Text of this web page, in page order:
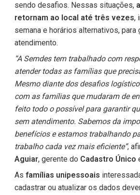
sendo desafios. Nessas situações,
retornam ao local até três vezes,
semana e horários alternativos, para
atendimento.
“A Semdes tem trabalhado com
atender todas as famílias que
Mesmo diante dos desafios
com as famílias que mudaram de
feito todo o possível para garantir
sem atendimento. Sabemos da
benefícios e estamos trabalhando
trabalho cada vez mais eficiente”,
Aguiar, gerente do Cadastro Único
As famílias unipessoais
cadastrar ou atualizar os dados